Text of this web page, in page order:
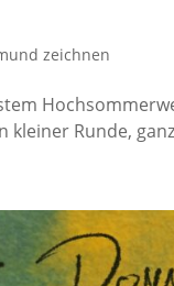
zeichnen
Runde,